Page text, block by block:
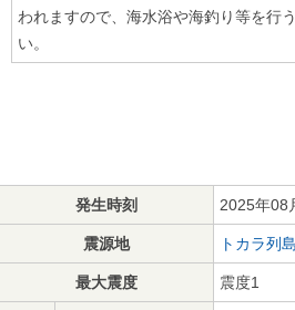
われますので、海水浴や海釣り等を行
い。
発生時刻 2025年08
震源地 トカラ列
最大震度 震度1